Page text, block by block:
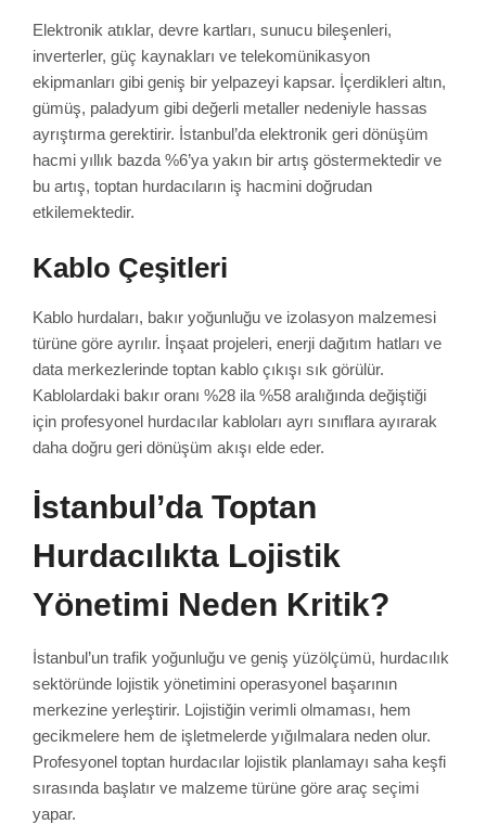
Elektronik atıklar, devre kartları, sunucu bileşenleri,
inverterler, güç kaynakları ve telekomünikasyon
ekipmanları gibi geniş bir yelpazeyi kapsar. İçerdikleri altın,
gümüş, paladyum gibi değerli metaller nedeniyle hassas
ayrıştırma gerektirir. İstanbul’da elektronik geri dönüşüm
hacmi yıllık bazda %6’ya yakın bir artış göstermektedir ve
bu artış, toptan hurdacıların iş hacmini doğrudan
etkilemektedir.
Kablo Çeşitleri
Kablo hurdaları, bakır yoğunluğu ve izolasyon malzemesi
türüne göre ayrılır. İnşaat projeleri, enerji dağıtım hatları ve
data merkezlerinde toptan kablo çıkışı sık görülür.
Kablolardaki bakır oranı %28 ila %58 aralığında değiştiği
için profesyonel hurdacılar kabloları ayrı sınıflara ayırarak
daha doğru geri dönüşüm akışı elde eder.
İstanbul’da Toptan
Hurdacılıkta Lojistik
Yönetimi Neden Kritik?
İstanbul’un trafik yoğunluğu ve geniş yüzölçümü, hurdacılık
sektöründe lojistik yönetimini operasyonel başarının
merkezine yerleştirir. Lojistiğin verimli olmaması, hem
gecikmelere hem de işletmelerde yığılmalara neden olur.
Profesyonel toptan hurdacılar lojistik planlamayı saha keşfi
sırasında başlatır ve malzeme türüne göre araç seçimi
yapar.